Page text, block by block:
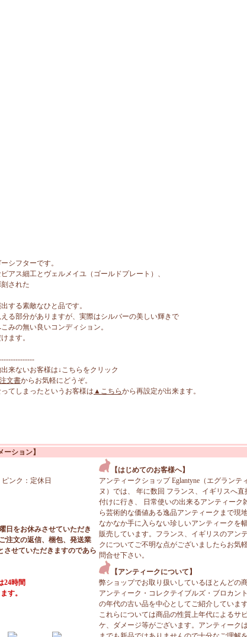
シフターです。
アス細工とヴェルメイユ（ゴールドプレート）、
された
する素敵なひと品です。
る部分がありますが、実際はシルバーの美しい輝きで
みの無い良いコンディション。
ます。
来ないお客様は↓こちらをクリック
文書からお気軽にどうぞ。
てしまったというお客様は ▲こちらから再設定が出来ます。
ーション】
ンク：定休日
日をお休みさせていただき
注文の返信、梱包、発送業
させていただきますのであら
24時間
す。
【はじめてのお客様へ】
アンティークショップ Eglantyne（エグランテ
ヌ）では、 年に数回 フランス、イギリスへ直
付けに行き、 日常使いの出来るアンティーク
ら芸術的な価値ある逸品アンティークまで現
なかなか手に入らない珍しいアンティークを
販売しています。フランス、イギリスのアン
クについてご不明な点がございましたらお気
問合せ下さい。
【アンティークについて】
弊ショップでお取り扱いしているほとんどの
アンティーク・コレクテイブルズ・ブロカン
の年代の古い品を中心としてご紹介しています
これらについては商品の性質上年代によるサ
ケ、ダメージ等がございます。アンティーク